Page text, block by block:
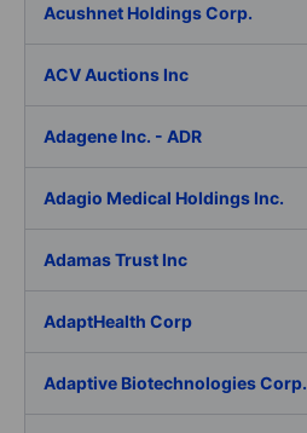
Acushnet Holdings Corp.
ACV Auctions Inc
Adagene Inc. - ADR
Adagio Medical Holdings Inc.
Adamas Trust Inc
AdaptHealth Corp
Adaptive Biotechnologies Corp.